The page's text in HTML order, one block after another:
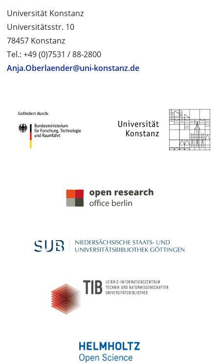
Universität Konstanz
Universitätsstr. 10
78457 Konstanz
Tel.: +49 (0)7531 / 88-2800
Anja.Oberlaender@uni-konstanz.de